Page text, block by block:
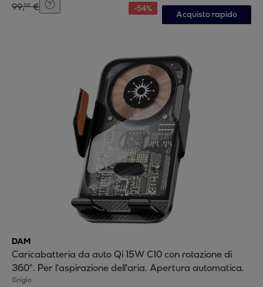
99,00 € -54%
Acquisto rapido
DAM
Caricabatteria da auto Qi 15W C10 con rotazione di
360°. Per l'aspirazione dell'aria. Apertura automatica.
Grigio